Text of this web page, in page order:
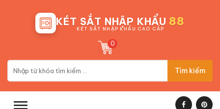
KÉT SẮT NHẬP KHẨU 88
KÉT SẮT NHẬP KHẨU CAO CẤP
0
Tìm kiếm